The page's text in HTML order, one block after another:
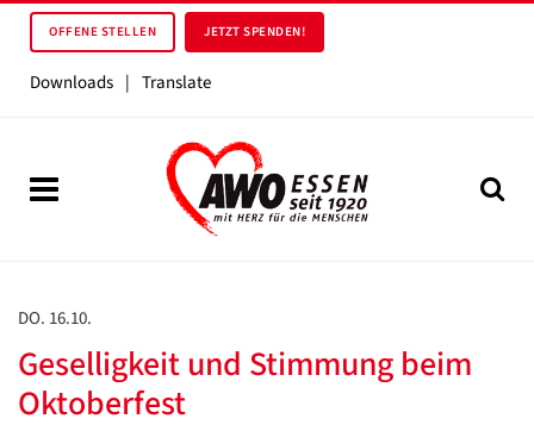
OFFENE STELLEN JETZT SPENDEN!
Downloads | Translate
DO. 16.10.
Geselligkeit und Stimmung beim
Oktoberfest